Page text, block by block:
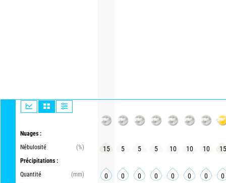
Nuages :
Nébulosité
(%)
Précipitations :
Quantité
(mm)
15 5 5 5 10 10 10 15
0 0 0 0 0 0 0 0